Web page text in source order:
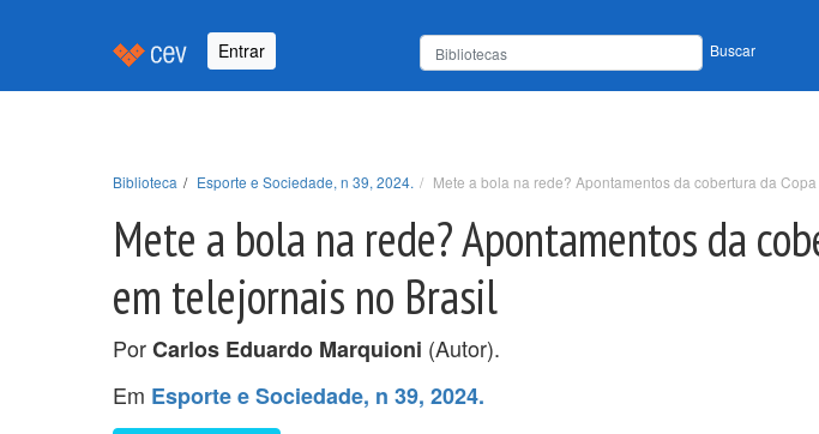
Entrar Buscar
Biblioteca Esporte e Sociedade, n 39, 2024. Mete a bola na rede? Apontamentos da cobertura da
Mete a bola na rede? Apontamentos da
em telejornais no Brasil
PorCarlos Eduardo Marquioni (Autor).
Em Esporte e Sociedade, n 39, 2024.